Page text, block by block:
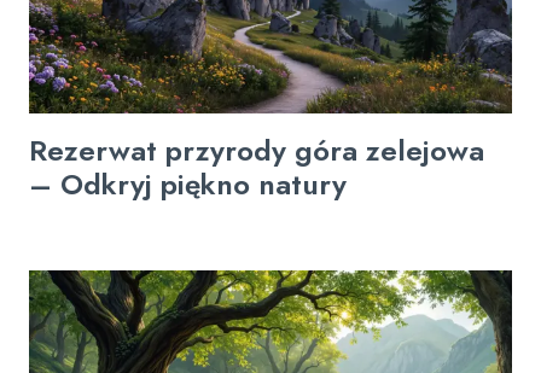
Rezerwat przyrody góra zelejowa
– Odkryj piękno natury